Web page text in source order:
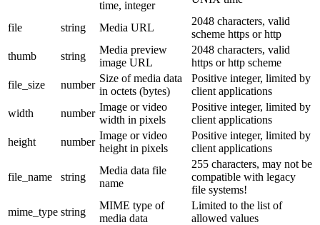
time, integer
file string Media URL
2048 characters, valid
scheme https or http
thumb
string
Media preview
image URL
2048 characters, valid
https or http scheme
file_size
number
Size of media data
in octets (bytes)
Positive integer, limited by
client applications
width
number
Image or video
width in pixels
Positive integer, limited by
client applications
height
number
Image or video
height in pixels
Positive integer, limited by
client applications
file_name string
Media data file
name
255 characters, may not be
compatible with legacy
file systems!
mime_type string
MIME type of
media data
Limited to the list of
allowed values